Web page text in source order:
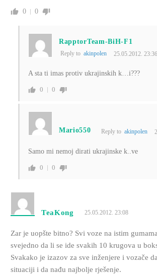
0 0
RapptorTeam-BiH-F1
Reply to akinpolen 25.05.2012. 23:36
A sta ti imas protiv ukrajinskih k…i???
0 0
Mario550 Reply to akinpolen
Samo mi nemoj dirati ukrajinske k..ve
0 0
TeaKong 25.05.2012. 23:08
Zar je uopšte bitno? Svi voze na istim
svejedno da li se ide svakih 10 krugova u
Svakako je izazov za sve inženjere i vozače
situaciji i da nađu najbolje rješenje.